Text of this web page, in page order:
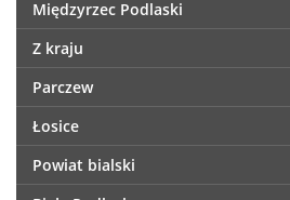
Międzyrzec Podlaski
Z kraju
Parczew
Łosice
Powiat bialski